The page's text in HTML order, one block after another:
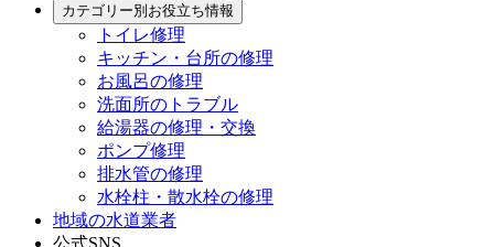
カテゴリー別お役立ち情報
トイレ修理
キッチン・台所の修理
お風呂の修理
洗面所のトラブル
給湯器の修理・交換
ポンプ修理
排水管の修理
水栓柱・散水栓の修理
地域の水道業者
公式SNS